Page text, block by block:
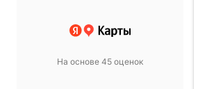
На основе 45 оценок
просто супер!
какой хотели.